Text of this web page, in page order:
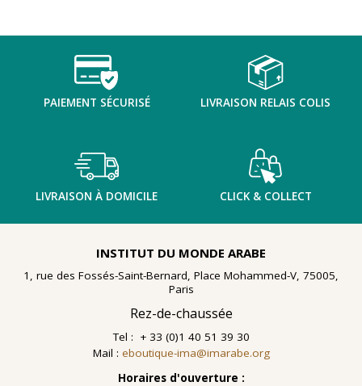
TENTER L'ART POUR SOIGNER
En 2021, le musée de l'IMA reçoit une généreuse donation
: un ensemble d'archives, de céramiques peintes et de
PAIEMENT SÉCURISÉ LIVRAISON RELAIS COLIS
LIVRAISON À DOMICILE CLICK & COLLECT
INSTITUT DU MONDE ARABE
1, rue des Fossés-Saint-Bernard, Place Mohammed-V, 75005,
Paris
Rez-de-chaussée
Tel : + 33 (0)1 40 51 39 30
Mail : eboutique-ima@imarabe.org
Horaires d'ouverture :